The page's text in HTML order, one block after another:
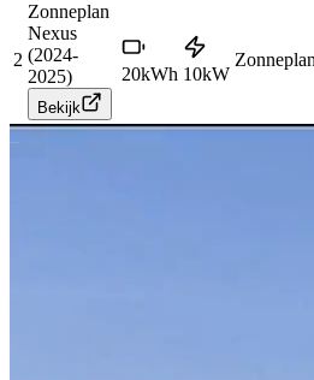
2
Zonneplan
Nexus
(2024-
2025)
Bekijk
20kWh 10kW
Zonneplan